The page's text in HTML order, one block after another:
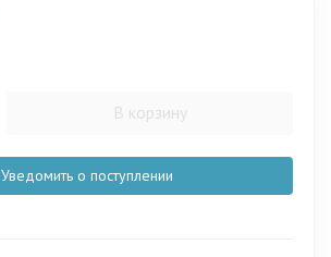
В корзину
Уведомить о поступлении